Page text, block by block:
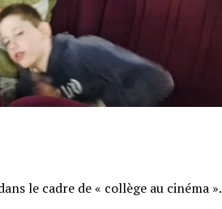
le cadre de « collège au cinéma ».